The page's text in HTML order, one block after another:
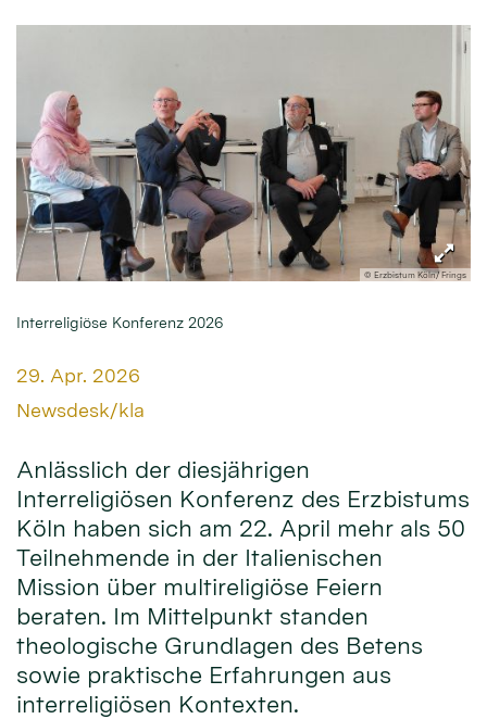
© Erzbistum Köln/ Frings
Interreligiöse Konferenz 2026
Datum:
29. Apr. 2026
Von:
Newsdesk/kla
Anlässlich der diesjährigen
Interreligiösen Konferenz des Erzbistums
Köln haben sich am 22. April mehr als 50
Teilnehmende in der Italienischen
Mission über multireligiöse Feiern
beraten. Im Mittelpunkt standen
theologische Grundlagen des Betens
sowie praktische Erfahrungen aus
interreligiösen Kontexten.